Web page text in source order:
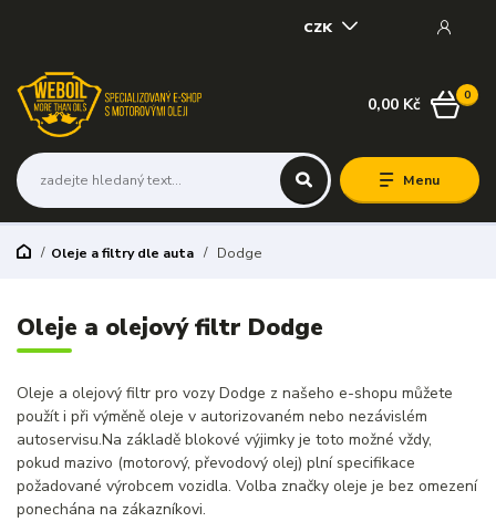
Menu
CZK
0
0,00 Kč
Oleje a filtry dle auta Dodge
Oleje a olejový filtr Dodge
Oleje a olejový filtr pro vozy Dodge z našeho e-shopu můžete
použít i při výměně oleje v autorizovaném nebo nezávislém
autoservisu.Na základě blokové výjimky je toto možné vždy,
pokud mazivo (motorový, převodový olej) plní specifikace
požadované výrobcem vozidla. Volba značky oleje je bez omezení
ponechána na zákazníkovi.